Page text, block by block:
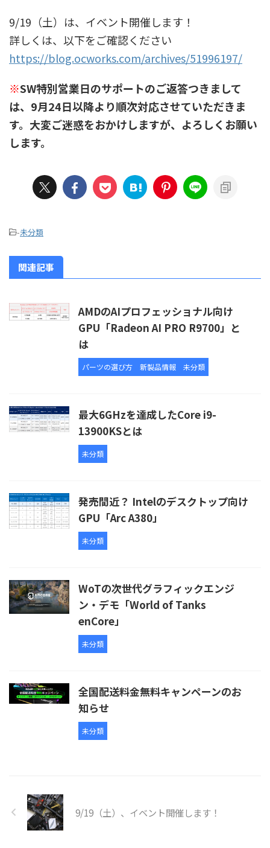
9/19（土）は、イベント開催します！
詳しくは、以下をご確認ください
https://blog.ocworks.com/archives/51996197/
※SW特別営業日のサポートのご返答つきまして
は、9月24日以降より順次対応させていただきま
す。大変ご迷惑をおかけしますが、よろしくお願い
します。
-未分類
関連記事
AMDのAIプロフェッショナル向け
GPU「Radeon AI PRO R9700」と
は
パーツの選び方 新製品情報 未分類
最大6GHzを達成したCore i9-
13900KSとは
未分類
発売間近？ Intelのデスクトップ向け
GPU「Arc A380」
未分類
WoTの次世代グラフィックエンジ
ン・デモ「World of Tanks
enCore」
未分類
全国配送料金無料キャンペーンのお
知らせ
未分類
9/19（土）、イベント開催します！